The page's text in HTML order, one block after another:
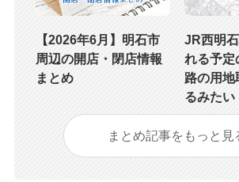
【2026年6月】明石市
周辺の開店・閉店情報
まとめ
JR西明
れる予定
路の用地
るみたい
まとめ記事をもっと見